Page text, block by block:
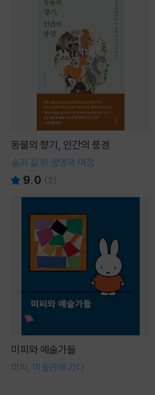
동물의 향기, 인간의 풍경
숲과 길 위 생명의 여정
9.0 ( 2)
미피와 예술가들
미피, 미술관에 가다